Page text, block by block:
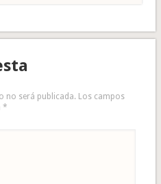
no será publicada. Los campos
*